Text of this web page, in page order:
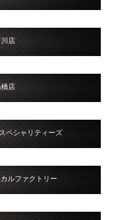
店
店
ペシャリティーズ
ルファクトリー